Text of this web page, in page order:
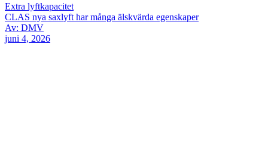
Extra lyftkapacitet
CLAS nya saxlyft har många älskvärda egenskaper
Av: DMV
juni 4, 2026